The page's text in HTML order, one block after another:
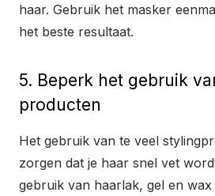
haar. Gebruik het masker
het beste resultaat.
5. Beperk het gebruik
producten
Het gebruik van te veel
zorgen dat je haar snel vet
gebruik van haarlak, gel en